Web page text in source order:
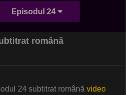
Episodul 24
română
24 subtitrat română video